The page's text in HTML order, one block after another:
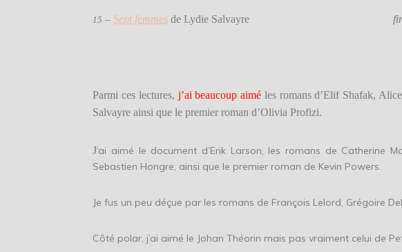
15 –Sept femmes de Lydie Salvayre
Parmi ces lectures, j’ai beaucoup aimé les romans d’Elif Shafak,
Salvayre ainsi que le premier roman d’Olivia Profizi.
J‘ai aimé le document d’Erik Larson, les romans de Catherine
Sebastien Hongre, ainsi que le premier roman de Kevin Powers.
Je fus un peu déçue par les romans de François Lelord, Grégoire
Côté polar, j’ai aimé le Johan Théorin mais pas vraiment celui de